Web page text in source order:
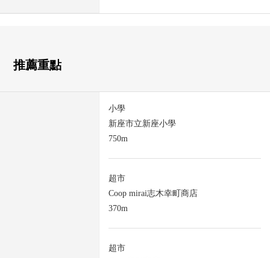
推薦重點
小學
新座市立新座小學
750m
超市
Coop mirai志木幸町商店
370m
超市